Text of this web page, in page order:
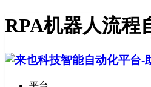
RPA机器人流程